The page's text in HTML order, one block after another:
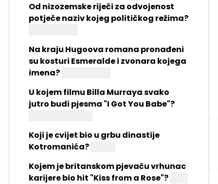
Od nizozemske riječi za odvojenost
potječe naziv kojeg političkog režima?
Na kraju Hugoova romana pronađeni
su kosturi Esmeralde i zvonara kojega
imena?
U kojem filmu Billa Murraya svako
jutro budi pjesma "I Got You Babe"?
Koji je cvijet bio u grbu dinastije
Kotromanića?
Kojem je britanskom pjevaču vrhunac
karijere bio hit "Kiss from a Rose"?